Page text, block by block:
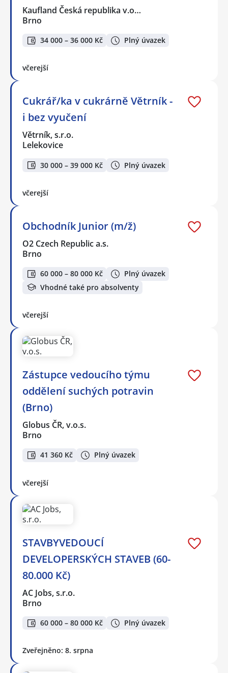
Kaufland Česká republika v.o…
Brno
34 000 – 36 000 Kč Plný úvazek
včerejší
Cukrář/ka v cukrárně Větrník -
i bez vyučení
Větrník, s.r.o.
Lelekovice
30 000 – 39 000 Kč Plný úvazek
včerejší
Obchodník Junior (m/ž)
O2 Czech Republic a.s.
Brno
60 000 – 80 000 Kč
Plný úvazek
Vhodné také pro absolventy
včerejší
Zástupce vedoucího týmu
oddělení suchých potravin
(Brno)
Globus ČR, v.o.s.
Brno
41 360 Kč Plný úvazek
včerejší
STAVBYVEDOUCÍ
DEVELOPERSKÝCH STAVEB (60-
80.000 Kč)
AC Jobs, s.r.o.
Brno
60 000 – 80 000 Kč Plný úvazek
Zveřejněno: 8. srpna